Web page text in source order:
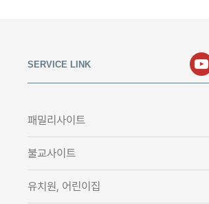
SERVICE LINK
패밀리사이트
불교사이트
유치원, 어린이집